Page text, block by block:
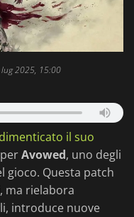
lug 2025, 15:00
il suo
Avowed, uno degli
Questa patch
ma rielabora
introduce nuove